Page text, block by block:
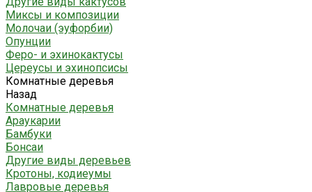
Миксы и композиции
Молочаи (эуфорбии)
Опунции
Феро- и эхинокактусы
Цереусы и эхинопсисы
Комнатные деревья
Назад
Комнатные деревья
Араукарии
Бамбуки
Бонсаи
Другие виды деревьев
Кротоны, кодиеумы
Лавровые деревья